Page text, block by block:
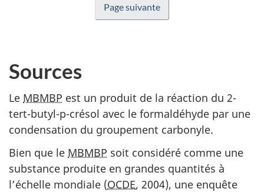
Page suivante
Sources
Le MBMBP est un produit de la réaction du 2-
tert-butyl-p-crésol avec le formaldéhyde par une
condensation du groupement carbonyle.
Bien que le MBMBP soit considéré comme une
substance produite en grandes quantités à
l’échelle mondiale (OCDE, 2004), une enquête